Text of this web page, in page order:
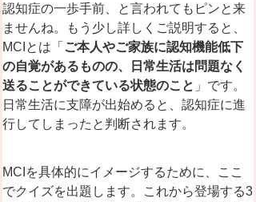
認知症の一歩手前、と言われてもピンと来
ませんね。もう少し詳しくご説明すると、
MCIとは「 ご本人やご家族に認知機能低下
の自覚があるものの、日常生活は問題なく
送ることができている状態のこと 」です。
日常生活に支障が出始めると、認知症に進
行してしまったと判断されます。
MCI を具体的にイメージするために、ここ
でクイズを出題します。これから登場する3